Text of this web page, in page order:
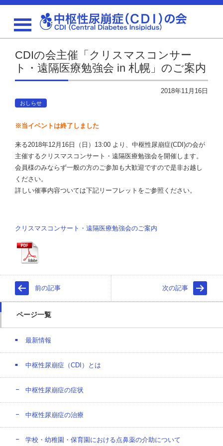
CDIの会主催「クリスマスコンサー
ト・遠隔医療勉強会 in 札幌」のご案内
2018年11月16日
おしらせ
※当イベントは終了しました
来る2018年12月16日（日）13:00 より、中枢性尿崩症(CDI)の会が
主催するクリスマスコンサート・遠隔医療勉強会を開催します。
会員様のみならず一般の方のご参加も大歓迎ですので是非お越し
ください。
詳しい催事内容ついては下記リーフレットをご参照ください。
クリスマスコンサート・遠隔医療勉強会のご案内
前の記事 次の記事
ページ一覧
最新情報
中枢性尿崩症（CDI）とは
中枢性尿崩症の症状
中枢性尿崩症の治療
学校・幼稚園・保育園における点鼻薬の介助について